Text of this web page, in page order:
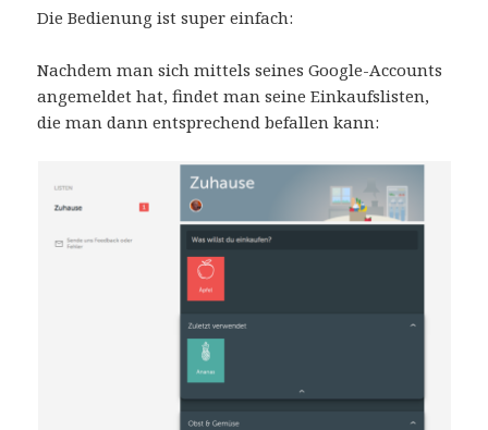
Die Bedienung ist super einfach:
Nachdem man sich mittels seines Google-Accounts
angemeldet hat, findet man seine Einkaufslisten,
die man dann entsprechend befallen kann: